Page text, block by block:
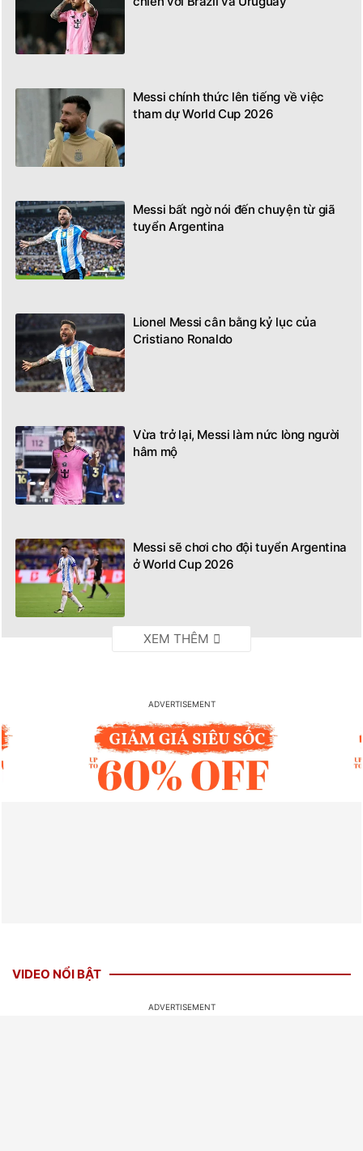
Messi chính thức lên tiếng về việc
tham dự World Cup 2026
Messi bất ngờ nói đến chuyện từ giã
tuyển Argentina
Lionel Messi cân bằng kỷ lục của
Cristiano Ronaldo
Vừa trở lại, Messi làm nức lòng người
hâm mộ
Messi sẽ chơi cho đội tuyển Argentina
ở World Cup 2026
VIDEO NỔI BẬT